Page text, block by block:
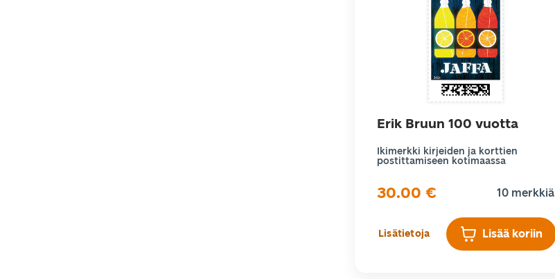
Erik Bruun 100 vuotta
Ikimerkki kirjeiden ja korttien
postittamiseen kotimaassa
30.00 € 10 merkkiä
Lisätietoja Lisää koriin